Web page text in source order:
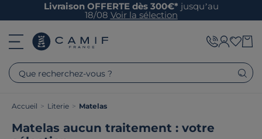
Livraison OFFERTE dès 300€* jusqu’au
18/08 Voir la sélection
Que recherchez-vous ?
Accueil > Literie > Matelas
Matelas aucun traitement : votre